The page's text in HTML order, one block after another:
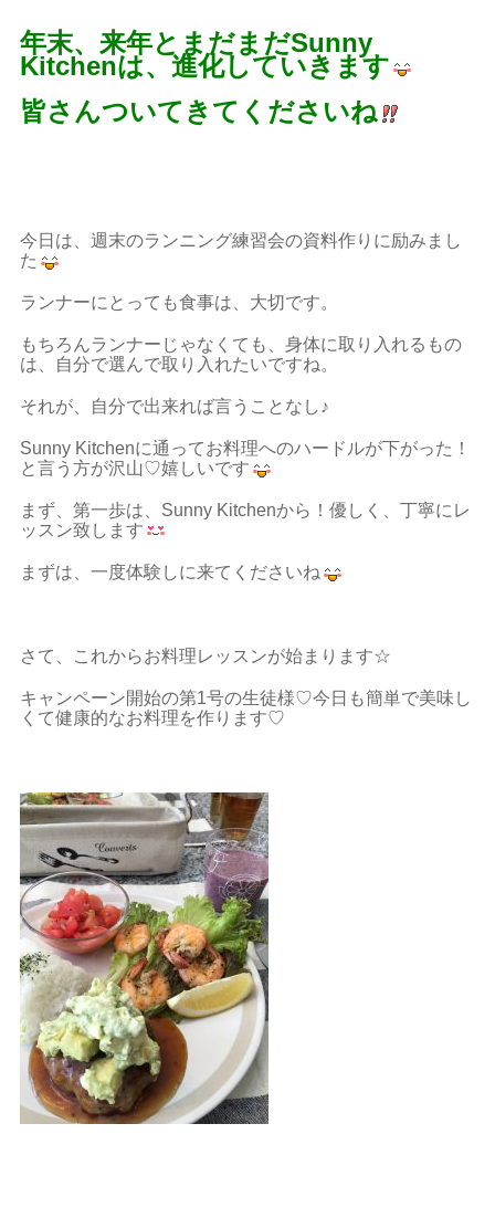
年末、来年とまだまだSunny
Kitchenは、進化していきます
皆さんついてきてくださいね
今日は、週末のランニング練習会の資料作りに励みまし
た
ランナーにとっても食事は、大切です。
もちろんランナーじゃなくても、身体に取り入れるもの
は、自分で選んで取り入れたいですね。
それが、自分で出来れば言うことなし♪
Sunny Kitchenに通ってお料理へのハードルが下がった！
と言う方が沢山♡嬉しいです
まず、第一歩は、Sunny Kitchenから！優しく、丁寧にレ
ッスン致します
まずは、一度体験しに来てくださいね
さて、これからお料理レッスンが始まります☆
キャンペーン開始の第1号の生徒様♡今日も簡単で美味し
くて健康的なお料理を作ります♡